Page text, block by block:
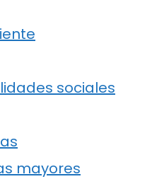
sociales
mayores